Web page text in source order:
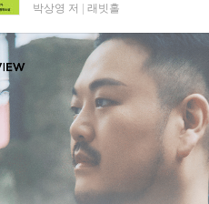
박상영 저 래빗홀